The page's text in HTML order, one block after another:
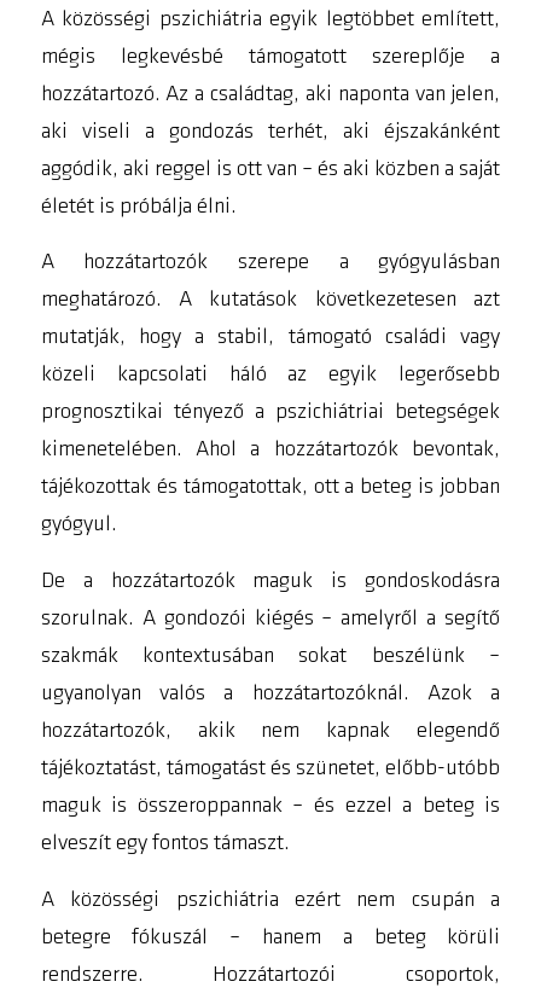
A közösségi pszichiátria egyik legtöbbet említett,
mégis legkevésbé támogatott szereplője a
hozzátartozó. Az a családtag, aki naponta van jelen,
aki viseli a gondozás terhét, aki éjszakánként
aggódik, aki reggel is ott van – és aki közben a saját
életét is próbálja élni.
A hozzátartozók szerepe a gyógyulásban
meghatározó. A kutatások következetesen azt
mutatják, hogy a stabil, támogató családi vagy
közeli kapcsolati háló az egyik legerősebb
prognosztikai tényező a pszichiátriai betegségek
kimenetelében. Ahol a hozzátartozók bevontak,
tájékozottak és támogatottak, ott a beteg is jobban
gyógyul.
De a hozzátartozók maguk is gondoskodásra
szorulnak. A gondozói kiégés – amelyről a segítő
szakmák kontextusában sokat beszélünk –
ugyanolyan valós a hozzátartozóknál. Azok a
hozzátartozók, akik nem kapnak elegendő
tájékoztatást, támogatást és szünetet, előbb-utóbb
maguk is összeroppannak – és ezzel a beteg is
elveszít egy fontos támaszt.
A közösségi pszichiátria ezért nem csupán a
betegre fókuszál – hanem a beteg körüli
rendszerre. Hozzátartozói csoportok,